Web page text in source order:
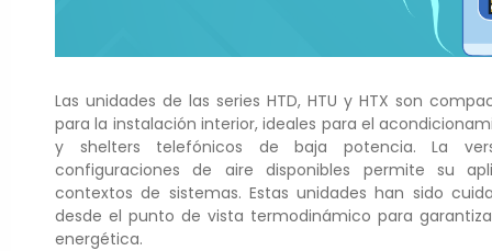
Las unidades de las series HTD, HTU y HTX son
para la instalación interior, ideales para el
y shelters telefónicos de baja potencia. La
configuraciones de aire disponibles permite su
contextos de sistemas. Estas unidades han sido
desde el punto de vista termodinámico para
energética.